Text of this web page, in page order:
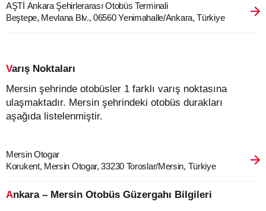
AŞTİ Ankara Şehirlerarası Otobüs Terminali
Beştepe, Mevlana Blv., 06560 Yenimahalle/Ankara, Türkiye
Varış Noktaları
Mersin şehrinde otobüsler 1 farklı varış noktasına
ulaşmaktadır. Mersin şehrindeki otobüs durakları
aşağıda listelenmiştir.
Mersin Otogar
Korukent, Mersin Otogar, 33230 Toroslar/Mersin, Türkiye
Ankara – Mersin Otobüs Güzergahı Bilgileri